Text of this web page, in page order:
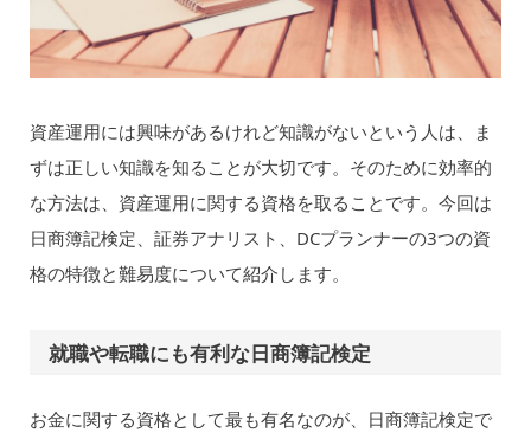
資産運用には興味があるけれど知識がないという人は、ま
ずは正しい知識を知ることが大切です。そのために効率的
な方法は、資産運用に関する資格を取ることです。今回は
日商簿記検定、証券アナリスト、DCプランナーの3つの資
格の特徴と難易度について紹介します。
就職や転職にも有利な日商簿記検定
お金に関する資格として最も有名なのが、日商簿記検定で